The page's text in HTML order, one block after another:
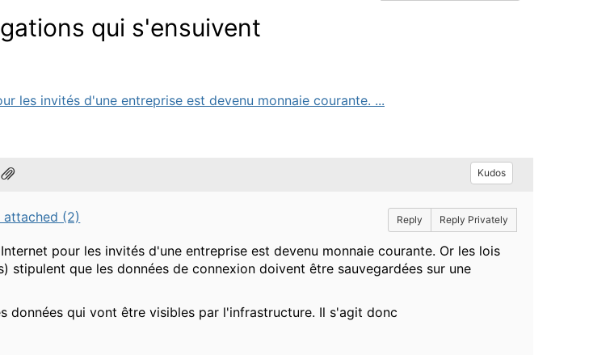
qui s'ensuivent
les invités d'une entreprise est devenu monnaie courante. ...
Kudos
attached (2) Reply Reply Privately
pour les invités d'une entreprise est devenu monnaie courante. Or les lois
stipulent que les données de connexion doivent être sauvegardées sur une
données qui vont être visibles par l'infrastructure. Il s'agit donc